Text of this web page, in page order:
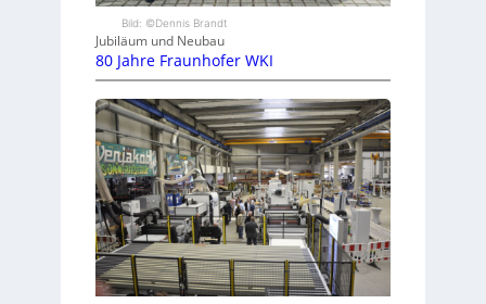
Bild: ©Dennis Brandt
Jubiläum und Neubau
80 Jahre Fraunhofer WKI